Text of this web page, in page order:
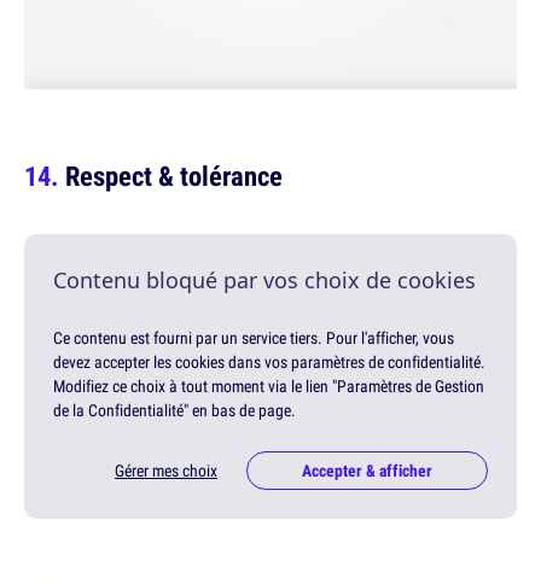
Respect & tolérance
Contenu bloqué par vos choix de cookies
Ce contenu est fourni par un service tiers. Pour l'afficher, vous
devez accepter les cookies dans vos paramètres de confidentialité.
Modifiez ce choix à tout moment via le lien "Paramètres de Gestion
de la Confidentialité" en bas de page.
Gérer mes choix Accepter & afficher